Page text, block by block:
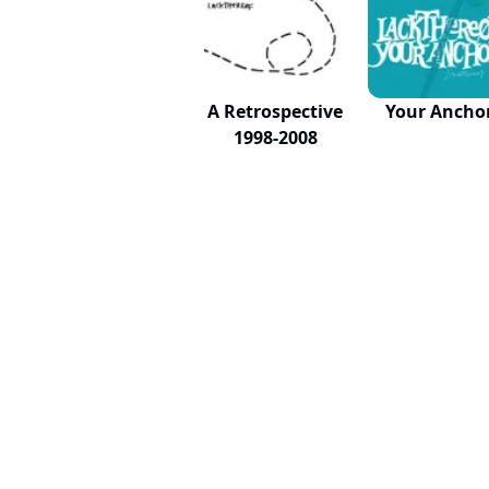
A Retrospective
1998-2008
Your